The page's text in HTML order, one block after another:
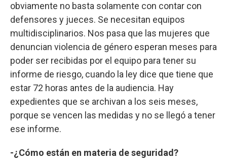
obviamente no basta solamente con contar con
defensores y jueces. Se necesitan equipos
multidisciplinarios. Nos pasa que las mujeres que
denuncian violencia de género esperan meses para
poder ser recibidas por el equipo para tener su
informe de riesgo, cuando la ley dice que tiene que
estar 72 horas antes de la audiencia. Hay
expedientes que se archivan a los seis meses,
porque se vencen las medidas y no se llegó a tener
ese informe.
-¿Cómo están en materia de seguridad?